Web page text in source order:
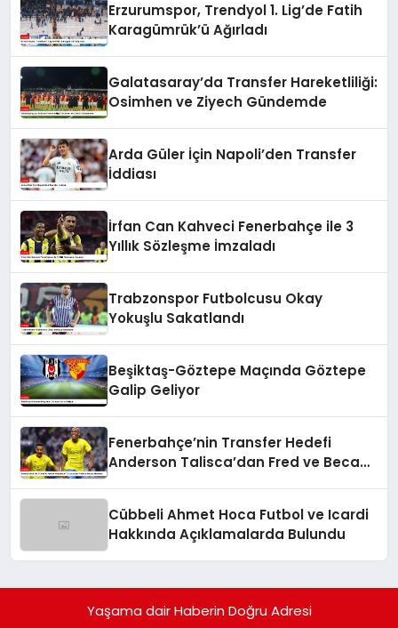
Erzurumspor, Trendyol 1. Lig’de Fatih
Karagümrük’ü Ağırladı
Galatasaray’da Transfer Hareketliliği:
Osimhen ve Ziyech Gündemde
Arda Güler İçin Napoli’den Transfer
İddiası
İrfan Can Kahveci Fenerbahçe ile 3
Yıllık Sözleşme İmzaladı
Trabzonspor Futbolcusu Okay
Yokuşlu Sakatlandı
Beşiktaş-Göztepe Maçında Göztepe
Galip Geliyor
Fenerbahçe’nin Transfer Hedefi
Anderson Talisca’dan Fred ve Becao
Cübbeli Ahmet Hoca Futbol ve Icardi
Hakkında Açıklamalarda Bulundu
Yaşama dair Haberin Doğru Adresi